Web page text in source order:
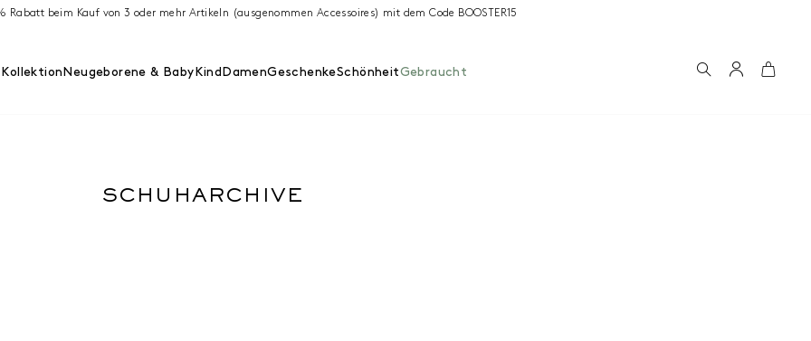
Rabatt beim Kauf von 3 oder mehr Artikeln (ausgenommen Accessoires) mit dem Code BOOSTER15
Neugeborene & Baby Kind DamenGeschenkeSchönheitGebraucht SuchenKonto
SCHUHARCHIVE